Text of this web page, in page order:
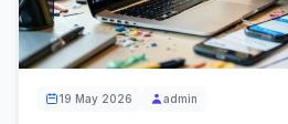
19 May 2026 admin